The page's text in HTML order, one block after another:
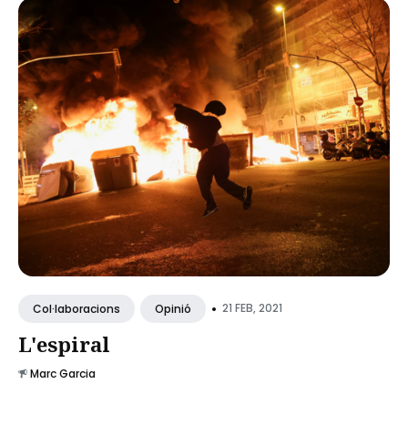
Col·laboracions Opinió • 21 FEB, 2021
L'espiral
Marc Garcia